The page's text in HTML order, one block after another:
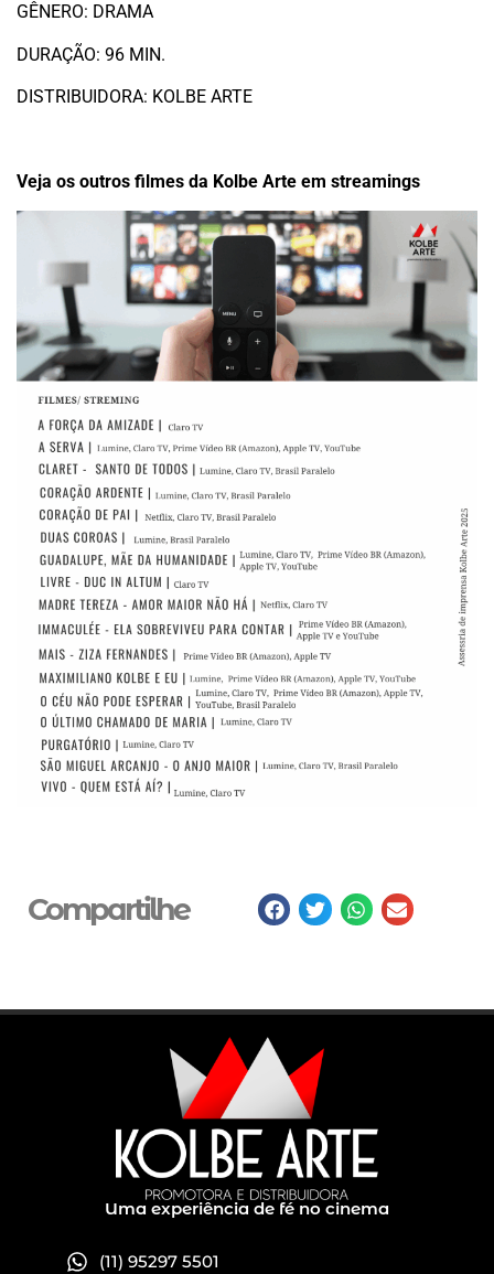
GÊNERO: DRAMA
DURAÇÃO: 96 MIN.
DISTRIBUIDORA: KOLBE ARTE
Veja os outros filmes da Kolbe Arte em streamings
Compartilhe
Uma experiência de fé no cinema
(11) 95297 5501